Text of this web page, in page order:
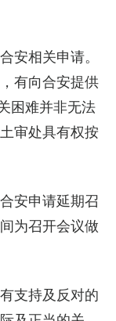
安相关申请。
有向合安提供
困难并非无法
审处具有权按
安申请延期召
为召开会议做
支持及反对的